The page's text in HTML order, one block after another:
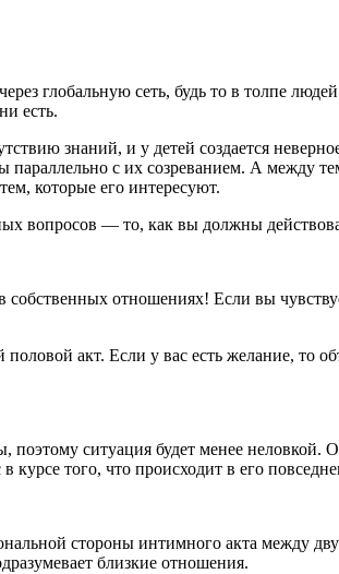
глобальную сеть, будь то в толпе
есть.
знаний, и у детей создается
с их созреванием. А между
которые его интересуют.
вопросов — то, как вы должны
отношениях! Если вы
акт. Если у вас есть желание, то
поэтому ситуация будет менее
курсе того, что происходит в его
стороны интимного акта между
близкие отношения.